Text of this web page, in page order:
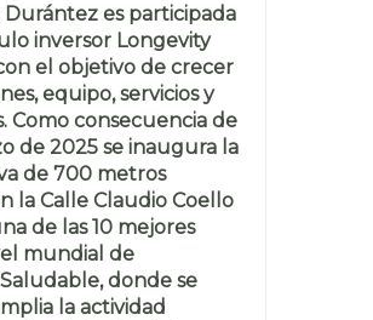
Durántez es participada
inversor Longevity
el objetivo de crecer
equipo, servicios y
Como consecuencia de
de 2025 se inaugura la
de 700 metros
la Calle Claudio Coello
de las 10 mejores
mundial de
donde se
la actividad